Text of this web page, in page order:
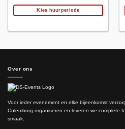
Kies huurperiode
Over ons
Voor ieder evenement en elke bijeenkomst
Culemborg organiseren en leveren we complete
smaak.